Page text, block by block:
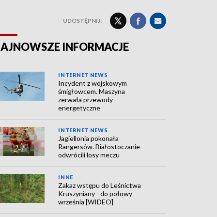
UDOSTĘPNIJ:
INFORMACJE
INTERNET NEWS
Incydent z wojskowym
śmigłowcem. Maszyna
zerwała przewody
energetyczne
INTERNET NEWS
Jagiellonia pokonała
Rangersów. Białostoczanie
odwrócili losy meczu
INNE
Zakaz wstępu do Leśnictwa
Kruszyniany - do połowy
września [WIDEO]